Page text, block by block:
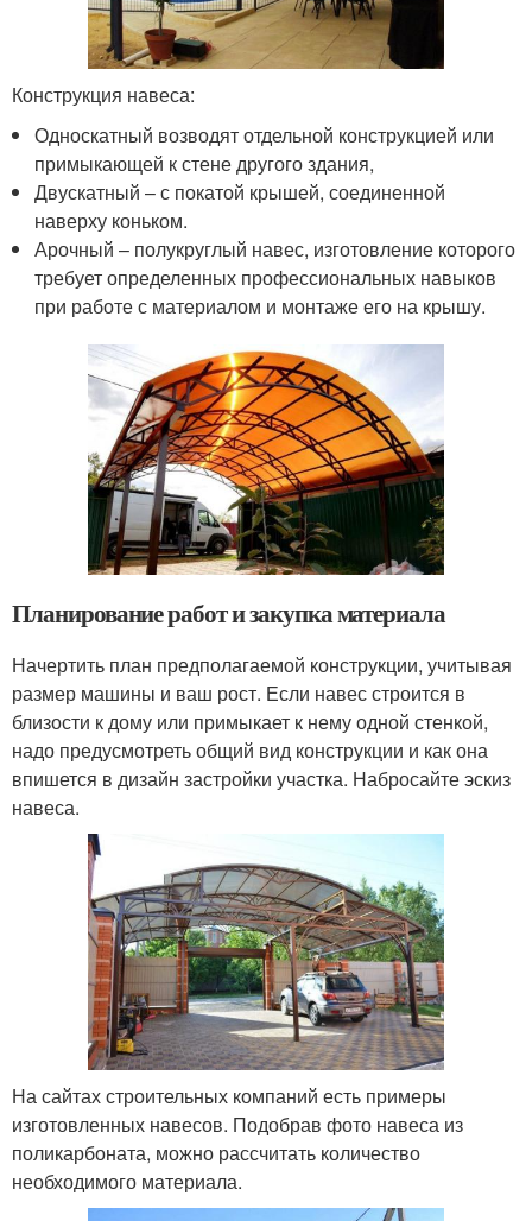
Конструкция навеса:
Односкатный возводят отдельной конструкцией или
примыкающей к стене другого здания,
Двускатный – с покатой крышей, соединенной
наверху коньком.
Арочный – полукруглый навес, изготовление которого
требует определенных профессиональных навыков
при работе с материалом и монтаже его на крышу.
Планирование работ и закупка материала
Начертить план предполагаемой конструкции, учитывая
размер машины и ваш рост. Если навес строится в
близости к дому или примыкает к нему одной стенкой,
надо предусмотреть общий вид конструкции и как она
впишется в дизайн застройки участка. Набросайте эскиз
навеса.
На сайтах строительных компаний есть примеры
изготовленных навесов. Подобрав фото навеса из
поликарбоната, можно рассчитать количество
необходимого материала.